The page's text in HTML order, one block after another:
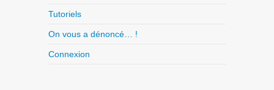
Tutoriels
On vous a dénoncé… !
Connexion